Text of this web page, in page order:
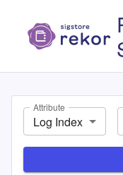
Attribute
Log Index